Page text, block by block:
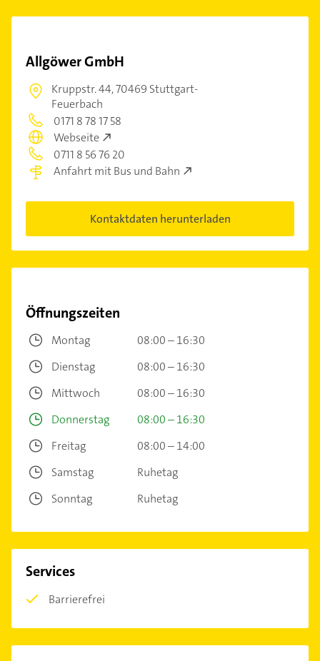
Allgöwer GmbH
Kruppstr. 44,70469 Stuttgart-
Feuerbach
0171 8 78 17 58
Webseite
0711 8 56 76 20
Anfahrt mit Bus und Bahn
Kontaktdaten herunterladen
Öffnungszeiten
Montag
08:00 – 16:30
Dienstag
08:00 – 16:30
Mittwoch
08:00 – 16:30
Donnerstag
08:00 – 16:30
Freitag
08:00 – 14:00
Samstag
Ruhetag
Sonntag
Ruhetag
Services
Barrierefrei